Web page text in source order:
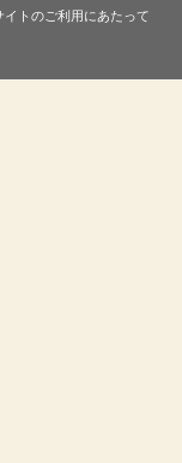
イトのご利用にあたって